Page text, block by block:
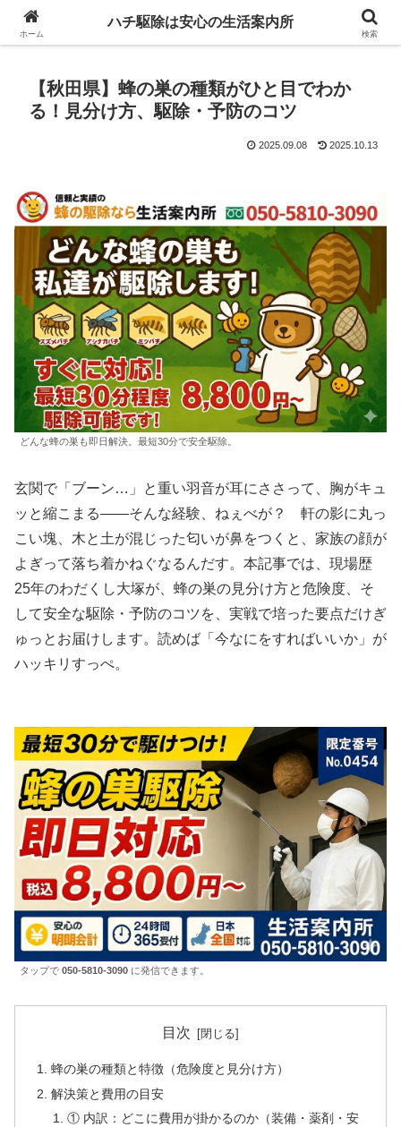
【秋田県】蜂の巣の種類がひと目でわか
る！見分け方、駆除・予防のコツ
2025.09.08 2025.10.13
どんな蜂の巣も即日解決。最短30分で安全駆除。
玄関で「ブーン…」と重い羽音が耳にささって、胸がキュ
ッと縮こまる――そんな経験、ねぇべが？ 軒の影に丸っ
こい塊、木と土が混じった匂いが鼻をつくと、家族の顔が
よぎって落ち着かねぐなるんだす。本記事では、現場歴
25年のわだくし大塚が、蜂の巣の見分け方と危険度、そ
して安全な駆除・予防のコツを、実戦で培った要点だけぎ
ゅっとお届けします。読めば「今なにをすればいいか」が
ハッキリすっぺ。
タップで 050-5810-3090 に発信できます。
目次
蜂の巣の種類と特徴（危険度と見分け方）
解決策と費用の目安
① 内訳：どこに費用が掛かるのか（装備・薬剤・安
ホーム
ハチ駆除は安心の生活案内所
検索